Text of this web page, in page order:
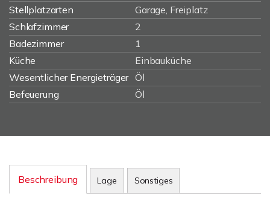
Stellplatzarten
Garage, Freiplatz
Schlafzimmer
2
Badezimmer
1
Küche
Einbauküche
Wesentlicher Energieträger Öl
Befeuerung
Öl
Beschreibung Lage Sonstiges